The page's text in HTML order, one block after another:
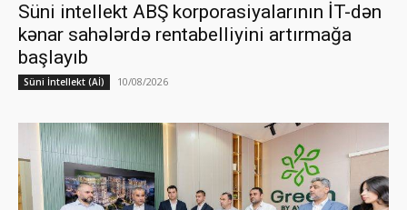
Süni intellekt ABŞ korporasiyalarının İT-dən
kənar sahələrdə rentabelliyini artırmağa
başlayıb
Süni İntellekt (Aİ) 10/08/2026